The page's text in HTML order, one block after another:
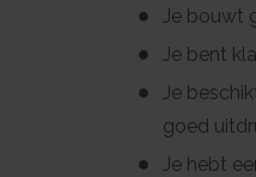
Je bouwt
Je bent
Je
goed
Je hebt